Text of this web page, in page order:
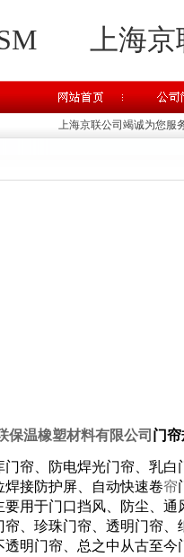
上海
上海京联公司竭诚为您服
保温橡塑材料有限公司 门
门帘、防电焊光门帘、乳
接防护屏、自动快速卷帘
要用于门口挡风、防尘、通
、珍珠门帘、透明门帘、
透明门帘、总之中从古至今